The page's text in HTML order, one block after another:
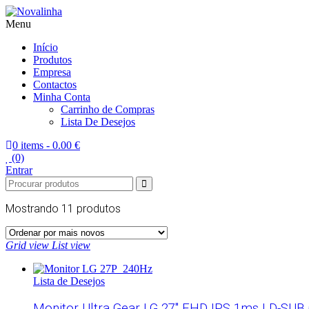
Novalinha
Informatica
Menu
Início
Produtos
Empresa
Contactos
Minha Conta
Carrinho de Compras
Lista De Desejos
0 items - 0.00 €
(0)
Entrar
Mostrando 11 produtos
Grid view List view
Lista de Desejos